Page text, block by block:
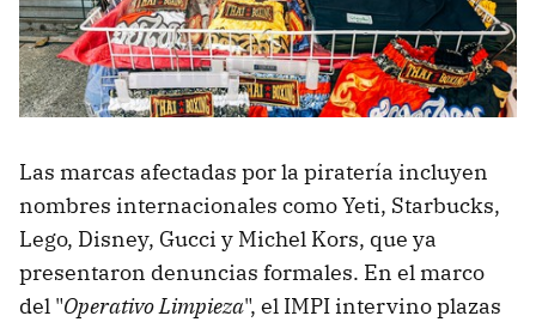
Las marcas afectadas por la piratería incluyen
nombres internacionales como Yeti, Starbucks,
Lego, Disney, Gucci y Michel Kors, que ya
presentaron denuncias formales. En el marco
del "Operativo Limpieza", el IMPI intervino plazas